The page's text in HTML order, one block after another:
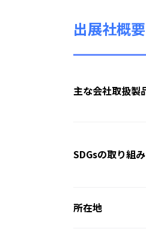
出展社概要
主な会社取扱製
SDGsの取り組み
所在地